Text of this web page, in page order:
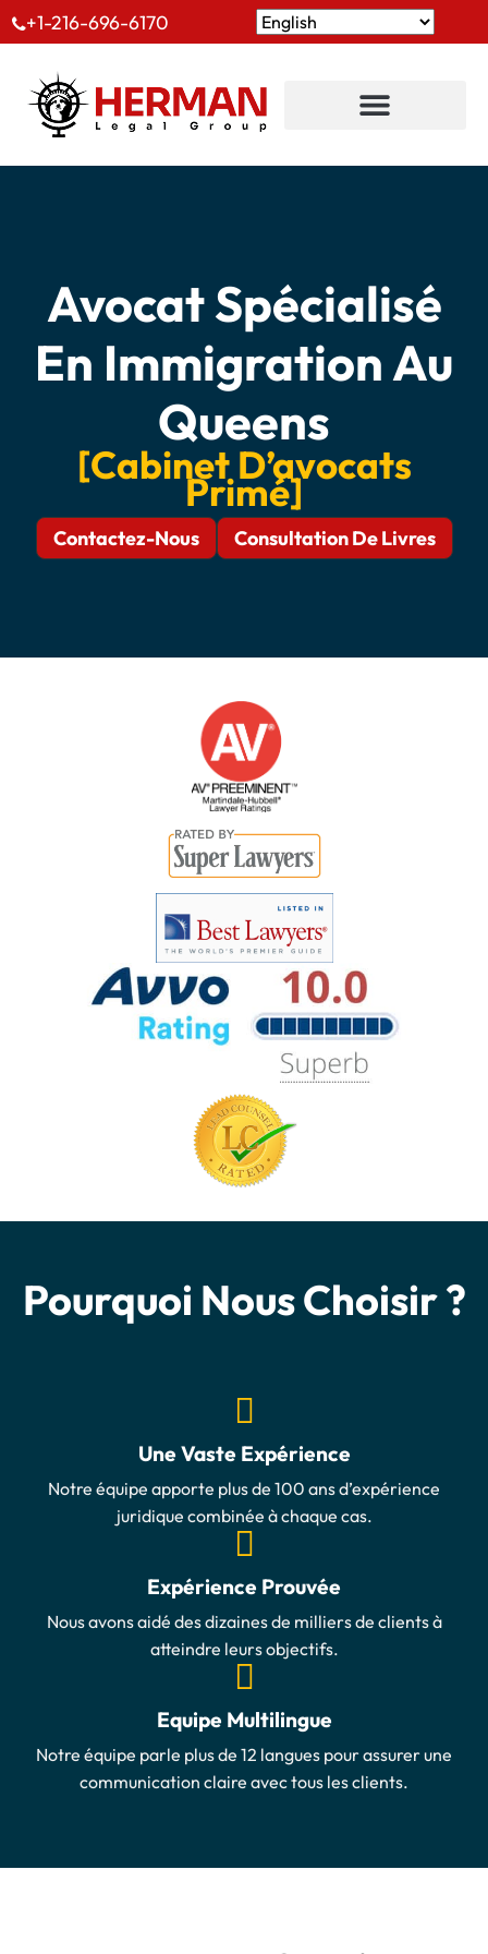
+1-216-696-6170
Avocat Spécialisé
En Immigration Au
Queens
[Cabinet D’avocats
Primé]
Contactez-Nous Consultation De Livres
Pourquoi Nous Choisir ?
Une Vaste Expérience
Notre équipe apporte plus de 100 ans d’expérience
juridique combinée à chaque cas.
Expérience Prouvée
Nous avons aidé des dizaines de milliers de clients à
atteindre leurs objectifs.
Equipe Multilingue
Notre équipe parle plus de 12 langues pour assurer une
communication claire avec tous les clients.